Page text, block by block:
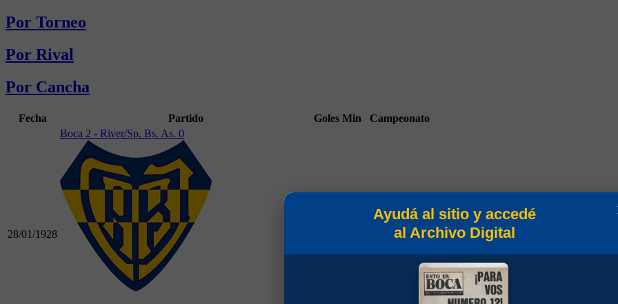
Por Torneo
Por Rival
Por Cancha
Fecha Partido Goles Min Campeonato
28/01/1928
Boca 2 - River/Sp. Bs. As. 0
Amistosos 1928
Ayudá al sitio y accedé
al Archivo Digital